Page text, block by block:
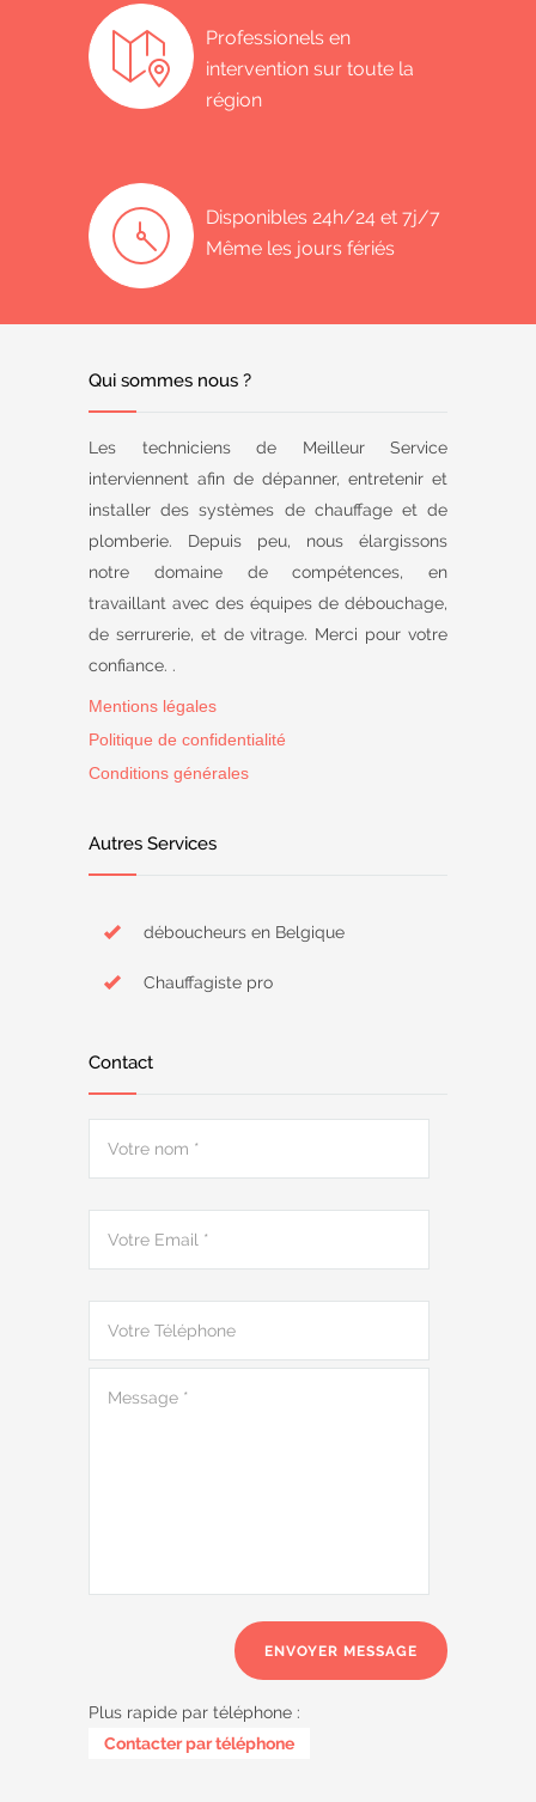
Professionels en
intervention sur toute la
région
Disponibles 24h/24 et 7j/7
Même les jours fériés
Qui sommes nous ?
Les techniciens de Meilleur Service
interviennent afin de dépanner, entretenir et
installer des systèmes de chauffage et de
plomberie. Depuis peu, nous élargissons
notre domaine de compétences, en
travaillant avec des équipes de débouchage,
de serrurerie, et de vitrage. Merci pour votre
confiance. .
Mentions légales
Politique de confidentialité
Conditions générales
Autres Services
déboucheurs en Belgique
Chauffagiste pro
Contact
Plus rapide par téléphone :
0487 62 69 26
Contacter par téléphone